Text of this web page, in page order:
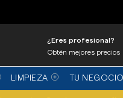
Equipo de
¿Eres profesional?
Obtén mejores precios
LIMPIEZA TU NEGOCIO